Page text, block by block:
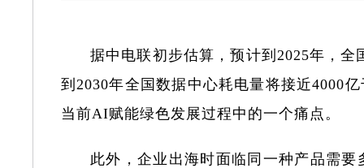
据中电联初步估算，预计到2025年，
到2030年全国数据中心耗电量将接近4000
当前AI赋能绿色发展过程中的一个痛点。
此外，企业出海时面临同一种产品需